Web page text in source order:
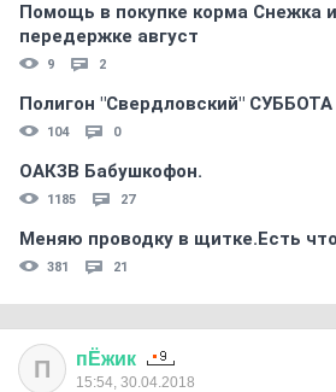
Помощь в покупке корма Снежка
передержке август
9 2
Полигон "Свердловский" СУББОТА
104 0
ОАКЗВ Бабушкофон.
1185 27
Меняю проводку в щитке.Есть
381 21
П пЁжик
15:54, 30.04.2018